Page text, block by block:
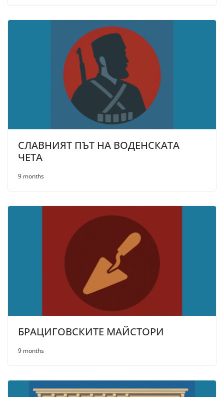
СЛАВНИЯТ ПЪТ НА ВОДЕНСКАТА
ЧЕТА
9 months
БРАЦИГОВСКИТЕ МАЙСТОРИ
9 months